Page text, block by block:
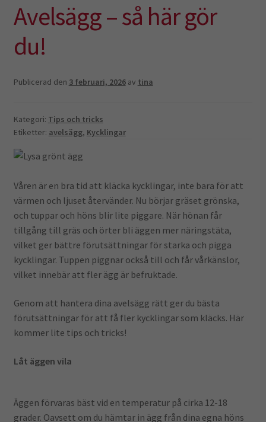
Avelsägg – så här gör
du!
Publicerad den 3 februari, 2026 av tina
Kategori: Tips och tricks
Etiketter: avelsägg, Kycklingar
Våren är en bra tid att kläcka kycklingar, inte bara för att
värmen och ljuset återvänder. Nu börjar gräset grönska,
och tuppar och höns blir lite piggare. När hönan får
tillgång till gräs och örter bli äggen mer näringstäta,
vilket ger bättre förutsättningar för starka och pigga
kycklingar. Tuppen piggnar också till och får vårkänslor,
vilket innebär att fler ägg är befruktade.
Genom att hantera dina avelsägg rätt ger du bästa
förutsättningar för att få fler kycklingar som kläcks. Här
kommer lite tips och tricks!
Låt äggen vila
Äggen förvaras bäst vid en temperatur på cirka 12-18
grader. Oavsett om du hämtar in ägg från dina egna höns